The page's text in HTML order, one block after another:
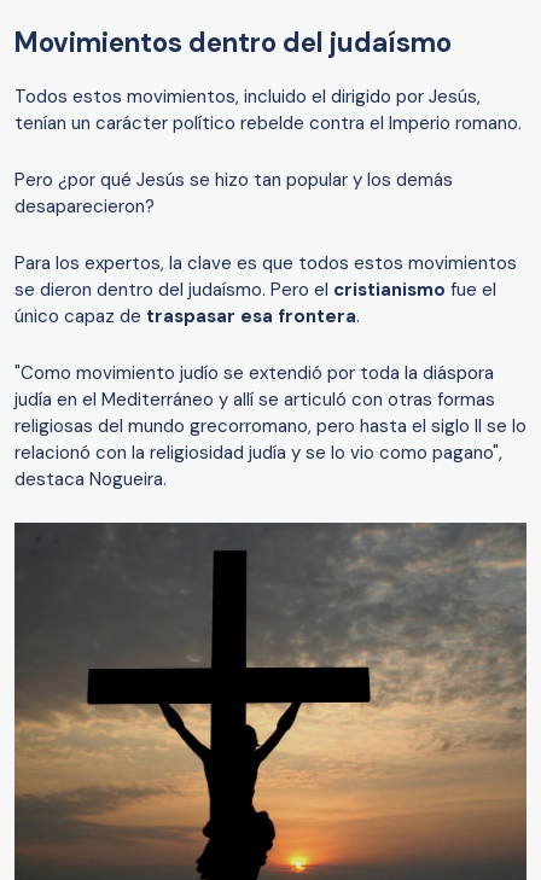
Movimientos dentro del judaísmo
Todos estos movimientos, incluido el dirigido por Jesús,
tenían un carácter político rebelde contra el Imperio romano.
Pero ¿por qué Jesús se hizo tan popular y los demás
desaparecieron?
Para los expertos, la clave es que todos estos movimientos
se dieron dentro del judaísmo. Pero el cristianismo fue el
único capaz de traspasar esa frontera.
"Como movimiento judío se extendió por toda la diáspora
judía en el Mediterráneo y allí se articuló con otras formas
religiosas del mundo grecorromano, pero hasta el siglo II se lo
relacionó con la religiosidad judía y se lo vio como pagano",
destaca Nogueira.